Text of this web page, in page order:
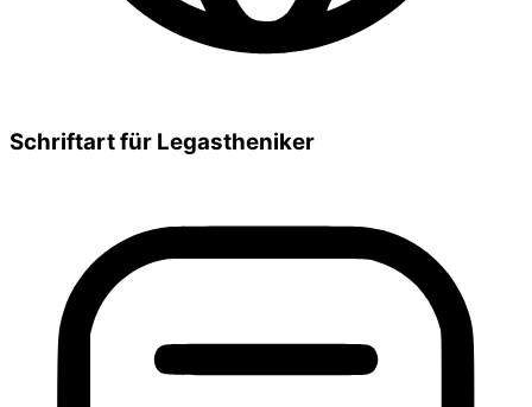
Schriftart für Legastheniker